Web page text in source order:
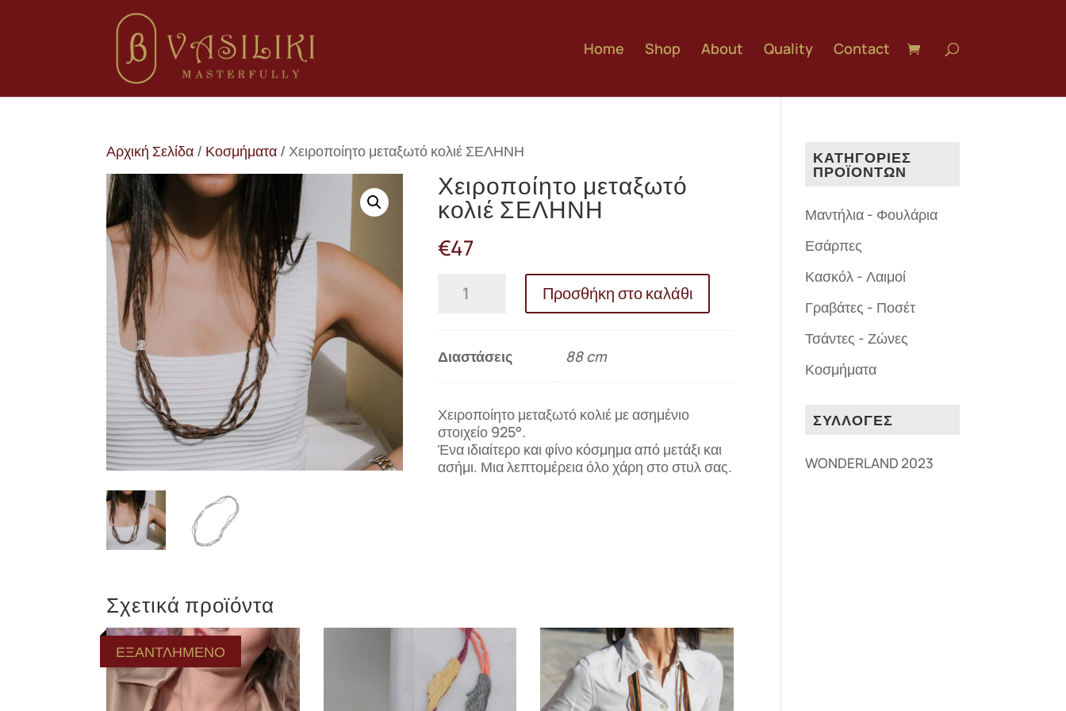
Home Shop About Quality Contact
Αρχική Σελίδα / Κοσμήματα / Χειροποίητο μεταξωτό κολιέ ΣΕΛΗΝΗ
Χειροποίητο μεταξωτό
κολιέ ΣΕΛΗΝΗ
€47
μεταξωτό
ΣΕΛΗΝΗ
ποσότητα
Προσθήκη στο καλάθι
Διαστάσεις 88 cm
Χειροποίητο μεταξωτό κολιέ με ασημένιο
στοιχείο 925°.
Ένα ιδιαίτερο και φίνο κόσμημα από μετάξι και
ασήμι. Μια λεπτομέρεια όλο χάρη στο στυλ σας.
Σχετικά προϊόντα
ΕΞΑΝΤΛΗΜΕΝΟ
ΚΑΤΗΓΟΡΙΕΣ
ΠΡΟΪΟΝΤΩΝ
Μαντήλια - Φουλάρια
Εσάρπες
Κασκόλ - Λαιμοί
Γραβάτες - Ποσέτ
Τσάντες - Ζώνες
Κοσμήματα
ΣΥΛΛΟΓΕΣ
WONDERLAND 2023